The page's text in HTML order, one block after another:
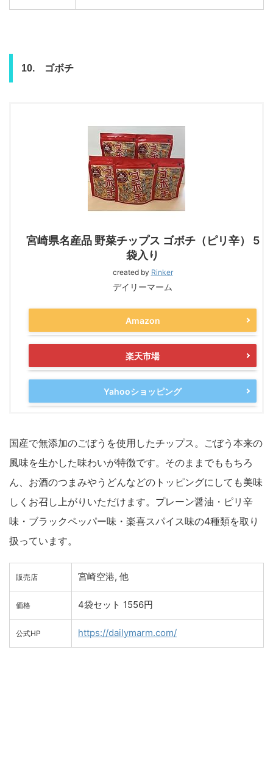
10. ゴボチ
宮崎県名産品 野菜チップス ゴボチ（ピリ辛） 5
袋入り
created by Rinker
デイリーマーム
Amazon
楽天市場
Yahooショッピング
国産で無添加のごぼうを使用したチップス。ごぼう本来の
風味を生かした味わいが特徴です。そのままでももちろ
ん、お酒のつまみやうどんなどのトッピングにしても美味
しくお召し上がりいただけます。プレーン醤油・ピリ辛
味・ブラックペッパー味・楽喜スパイス味の4種類を取り
扱っています。
販売店 宮崎空港, 他
価格 4袋セット 1556円
公式HP https://dailymarm.com/